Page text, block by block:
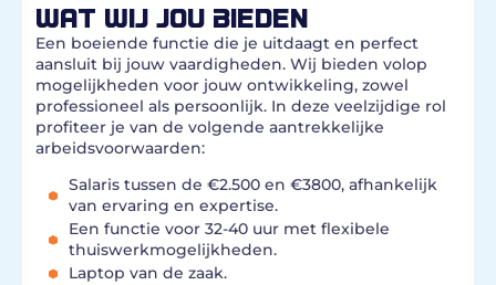
WAT WIJ JOU BIEDEN
Een boeiende functie die je uitdaagt en perfect
aansluit bij jouw vaardigheden. Wij bieden volop
mogelijkheden voor jouw ontwikkeling, zowel
professioneel als persoonlijk. In deze veelzijdige rol
profiteer je van de volgende aantrekkelijke
arbeidsvoorwaarden:
Salaris tussen de €2.500 en €3800, afhankelijk
van ervaring en expertise.
Een functie voor 32-40 uur met flexibele
thuiswerkmogelijkheden.
Laptop van de zaak.